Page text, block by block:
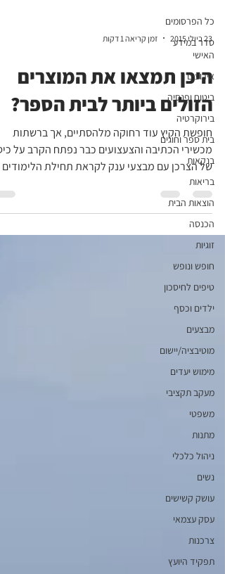
כל הפרסומים
סדר במידע
האישי
אירועים
ביטוח ופנסיה
בירוקרטיה
בית ספר וחוגים
בנקאות
בריאות
הוצאות הבית
הכנסה
זוגיות
חופש ונופש
טיפים לחיסכון
ילדים וכסף
מבצעים
מוטיבציה/יישום
מימוש יעדים
מעקב תקציבי
משפטי
מתנות
ניהול כלכלי
נשים
עושק קשישים
עסק עצמאי
צרכנות
תפקיד היועץ
23 ביולי 2015 זמן קריאה 1 דקות
היכן תמצאו את המוצרים
הזולים ביותר לבית הספר?
חופשת הקיץ עוד רחוקה מלהסתיים, אך ברשתות
מכשירי הכתיבה והצעצועים כבר נפתח הקרב על
של הצרכן עם מבצעי ענק לקראת תחילת הלימודים
ב-1...